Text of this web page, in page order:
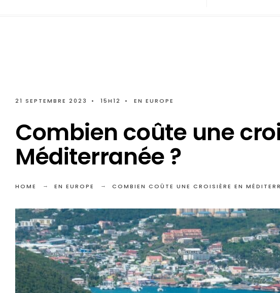
21 SEPTEMBRE 2023 • 15H12 • EN EUROPE
Combien coûte une
Méditerranée ?
HOME EN EUROPE COMBIEN COÛTE UNE CROISIÈRE EN